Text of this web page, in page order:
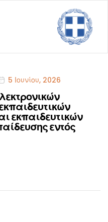
ΔΠΕ
5 Ιουνίου, 2026
εκπαιδευτικών
εντός